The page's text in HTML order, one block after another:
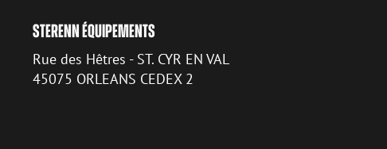
STERENN ÉQUIPEMENTS
Rue des Hêtres - ST. CYR EN VAL
45075 ORLEANS CEDEX 2